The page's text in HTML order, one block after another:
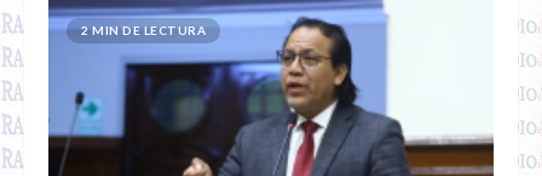
2 MIN DE LECTURA